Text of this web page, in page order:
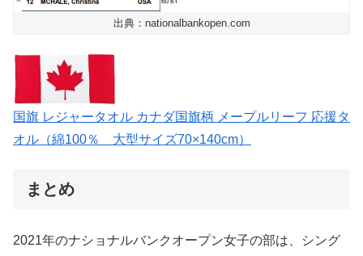
出典：nationalbankopen.com
国旗 レジャータオル カナダ国旗柄 メープルリーフ 応援タ
オル（綿100％ 大型サイズ70×140cm）
まとめ
2021年のナショナルバンクオープン女子の部は、シング